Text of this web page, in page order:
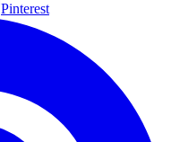
Pinterest